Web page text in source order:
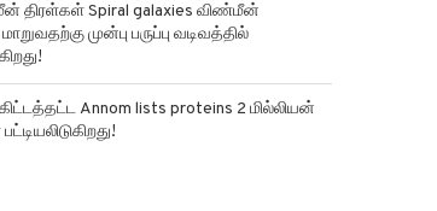
திரள்கள் Spiral galaxies விண்மீன்
முன்பு பருப்பு வடிவத்தில்
Annom lists proteins 2 மில்லியன்